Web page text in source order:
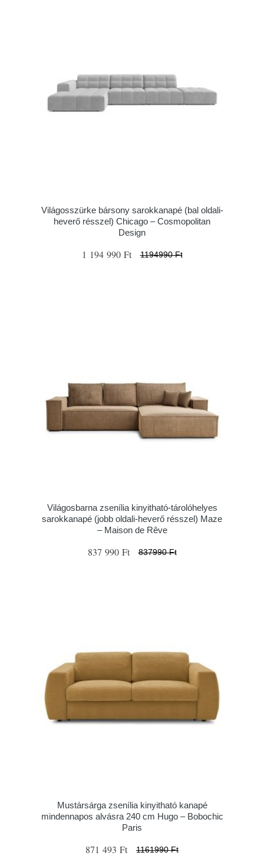
Világosszürke bársony sarokkanapé (bal oldali-
heverő résszel) Chicago – Cosmopolitan
Design
1 194 990 Ft 1194990 Ft
Világosbarna zsenília kinyitható-tárolóhelyes
sarokkanapé (jobb oldali-heverő résszel) Maze
– Maison de Rêve
837 990 Ft 837990 Ft
Mustársárga zsenília kinyitható kanapé
mindennapos alvásra 240 cm Hugo – Bobochic
Paris
871 493 Ft 1161990 Ft